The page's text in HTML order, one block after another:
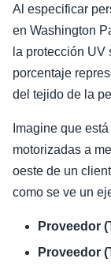
Al especificar
en Washington
la protección UV
porcentaje
del tejido de la
Imagine que
motorizadas a
oeste de un
como se ve un
Proveedor
Proveedor